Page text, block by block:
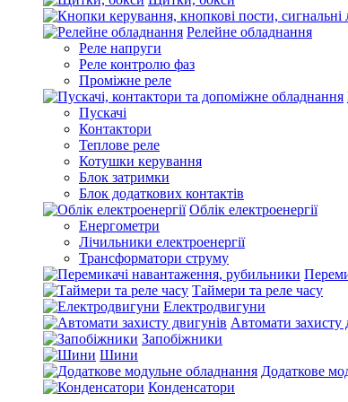
Релейне обладнання
Реле напруги
Реле контролю фаз
Проміжне реле
Пускачі
Контактори
Теплове реле
Котушки керування
Блок затримки
Блок додаткових контактів
Облік електроенергії
Енергометри
Лічильники електроенергії
Трансформатори струму
Таймери та реле часу
Електродвигуни
Автомати захисту
Запобіжники
Шини
Додаткове
Конденсатори